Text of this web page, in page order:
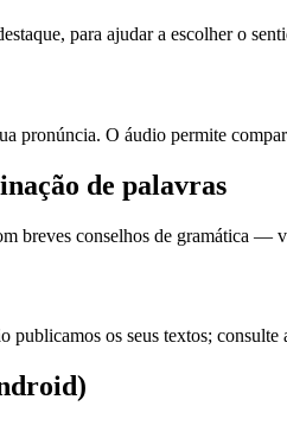
para ajudar a escolher o
pronúncia. O áudio permite
de palavras
breves conselhos de gramática —
os seus textos; consulte